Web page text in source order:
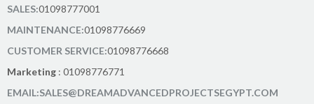
SALES:01098777001
MAINTENANCE:01098776669
CUSTOMER SERVICE:01098776668
Marketing : 01098776771
EMAIL:SALES@DREAMADVANCEDPROJECTSEGYPT.COM